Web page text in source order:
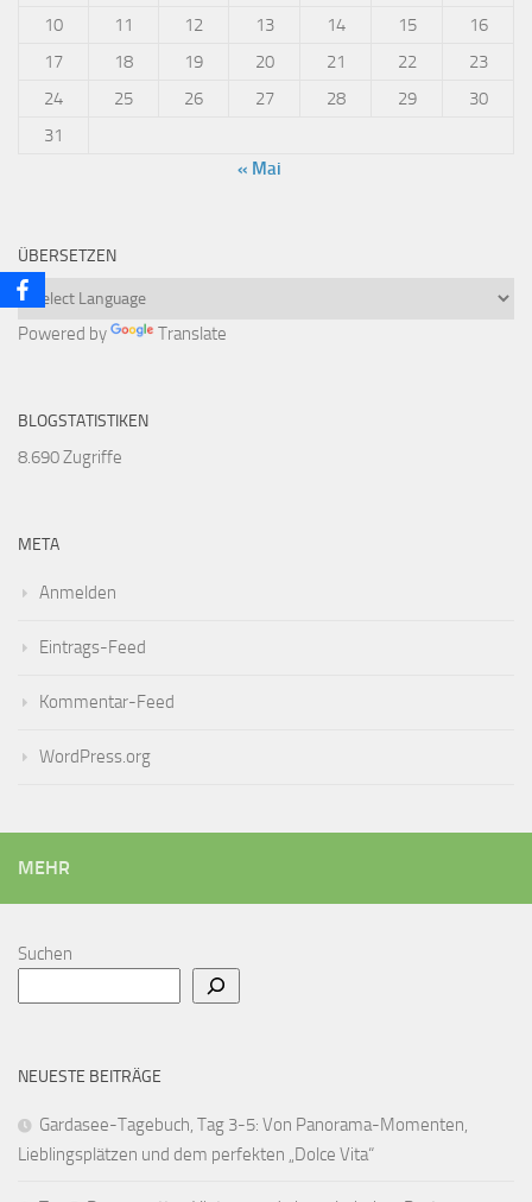
10 11 12 13 14 15
16
17
18 19 20 21 22
23
24
25 26 27 28 29
30
31
« Mai
ÜBERSETZEN
Powered by Translate
BLOGSTATISTIKEN
8.690 Zugriffe
META
Anmelden
Eintrags-Feed
Kommentar-Feed
WordPress.org
MEHR
Suchen
NEUESTE BEITRÄGE
Gardasee-Tagebuch, Tag 3-5: Von Panorama-Momenten,
Lieblingsplätzen und dem perfekten „Dolce Vita“